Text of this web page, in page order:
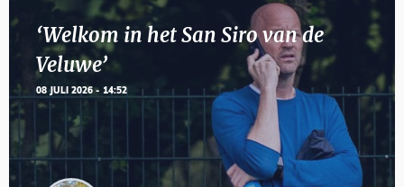
‘Welkom in het San Siro van de
Veluwe’
08 JULI 2026 - 14:52